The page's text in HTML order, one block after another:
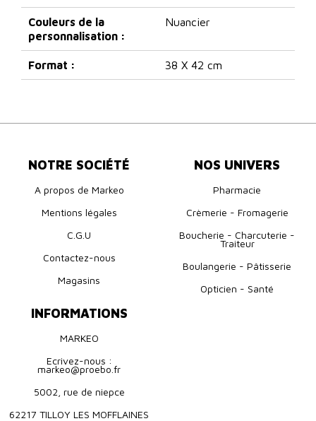
Couleurs de la
personnalisation :
Nuancier
Format : 38 X 42 cm
NOTRE SOCIÉTÉ
A propos de Markeo
Mentions légales
C.G.U
Contactez-nous
Magasins
NOS UNIVERS
Pharmacie
Crèmerie - Fromagerie
Boucherie - Charcuterie -
Traiteur
Boulangerie - Pâtisserie
Opticien - Santé
INFORMATIONS
MARKEO
Ecrivez-nous :
markeo@proebo.fr
5002, rue de niepce
62217 TILLOY LES MOFFLAINES